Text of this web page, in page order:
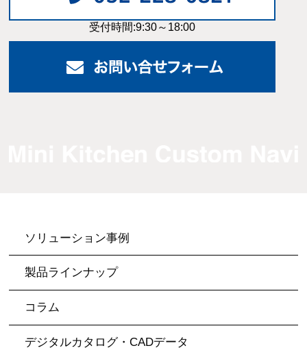
受付時間:9:30～18:00
ソリューション事例
製品ラインナップ
コラム
デジタルカタログ・CADデータ